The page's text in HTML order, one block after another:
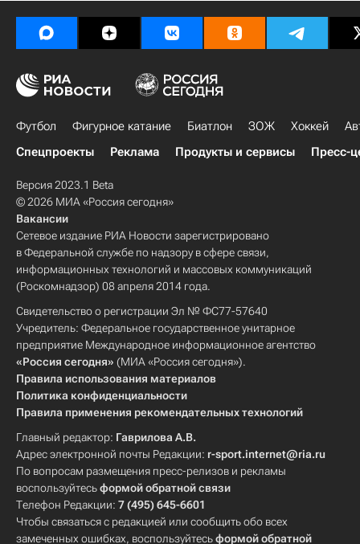
Футбол Фигурное катание Биатлон ЗОЖ Хоккей
Спецпроекты
Реклама Продукты и сервисы Пресс-
Версия 2023.1 Beta
© 2026 МИА «Россия сегодня»
Вакансии
Сетевое издание РИА Новости зарегистрировано
в Федеральной службе по надзору в сфере связи,
информационных технологий и массовых коммуникаций
(Роскомнадзор) 08 апреля 2014 года.
Свидетельство о регистрации Эл № ФС77-57640
Учредитель: Федеральное государственное унитарное
предприятие Международное информационное агентство
«Россия сегодня» (МИА «Россия сегодня»).
Правила использования материалов
Политика конфиденциальности
Правила применения рекомендательных технологий
Главный редактор: Гаврилова А.В.
Адрес электронной почты Редакции: r-sport.internet@ria.ru
По вопросам размещения пресс-релизов и рекламы
воспользуйтесьформой обратной связи
Телефон Редакции: 7 (495) 645-6601
Чтобы связаться с редакцией или сообщить обо всех
замеченных ошибках, воспользуйтесьформой обратной